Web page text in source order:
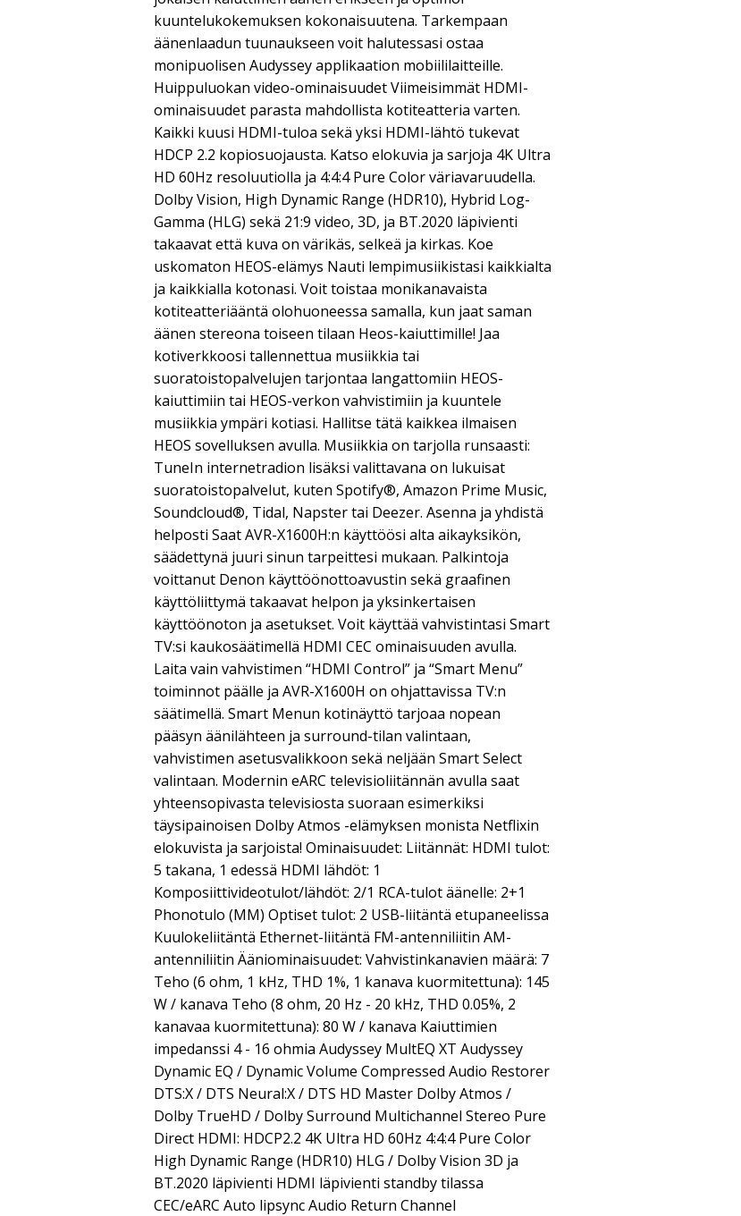
kuuntelukokemuksen kokonaisuutena. Tarkempaan
äänenlaadun tuunaukseen voit halutessasi ostaa
monipuolisen Audyssey applikaation mobiililaitteille.
Huippuluokan video-ominaisuudet Viimeisimmät HDMI-
ominaisuudet parasta mahdollista kotiteatteria varten.
Kaikki kuusi HDMI-tuloa sekä yksi HDMI-lähtö tukevat
HDCP 2.2 kopiosuojausta. Katso elokuvia ja sarjoja 4K Ultra
HD 60Hz resoluutiolla ja 4:4:4 Pure Color väriavaruudella.
Dolby Vision, High Dynamic Range (HDR10), Hybrid Log-
Gamma (HLG) sekä 21:9 video, 3D, ja BT.2020 läpivienti
takaavat että kuva on värikäs, selkeä ja kirkas. Koe
uskomaton HEOS-elämys Nauti lempimusiikistasi kaikkialta
ja kaikkialla kotonasi. Voit toistaa monikanavaista
kotiteatteriääntä olohuoneessa samalla, kun jaat saman
äänen stereona toiseen tilaan Heos-kaiuttimille! Jaa
kotiverkkoosi tallennettua musiikkia tai
suoratoistopalvelujen tarjontaa langattomiin HEOS-
kaiuttimiin tai HEOS-verkon vahvistimiin ja kuuntele
musiikkia ympäri kotiasi. Hallitse tätä kaikkea ilmaisen
HEOS sovelluksen avulla. Musiikkia on tarjolla runsaasti:
TuneIn internetradion lisäksi valittavana on lukuisat
suoratoistopalvelut, kuten Spotify®, Amazon Prime Music,
Soundcloud®, Tidal, Napster tai Deezer. Asenna ja yhdistä
helposti Saat AVR-X1600H:n käyttöösi alta aikayksikön,
säädettynä juuri sinun tarpeittesi mukaan. Palkintoja
voittanut Denon käyttöönottoavustin sekä graafinen
käyttöliittymä takaavat helpon ja yksinkertaisen
käyttöönoton ja asetukset. Voit käyttää vahvistintasi Smart
TV:si kaukosäätimellä HDMI CEC ominaisuuden avulla.
Laita vain vahvistimen “HDMI Control” ja “Smart Menu”
toiminnot päälle ja AVR-X1600H on ohjattavissa TV:n
säätimellä. Smart Menun kotinäyttö tarjoaa nopean
pääsyn äänilähteen ja surround-tilan valintaan,
vahvistimen asetusvalikkoon sekä neljään Smart Select
valintaan. Modernin eARC televisioliitännän avulla saat
yhteensopivasta televisiosta suoraan esimerkiksi
täysipainoisen Dolby Atmos -elämyksen monista Netflixin
elokuvista ja sarjoista! Ominaisuudet: Liitännät: HDMI tulot:
5 takana, 1 edessä HDMI lähdöt: 1
Komposiittivideotulot/lähdöt: 2/1 RCA-tulot äänelle: 2+1
Phonotulo (MM) Optiset tulot: 2 USB-liitäntä etupaneelissa
Kuulokeliitäntä Ethernet-liitäntä FM-antenniliitin AM-
antenniliitin Ääniominaisuudet: Vahvistinkanavien määrä: 7
Teho (6 ohm, 1 kHz, THD 1%, 1 kanava kuormitettuna): 145
W / kanava Teho (8 ohm, 20 Hz - 20 kHz, THD 0.05%, 2
kanavaa kuormitettuna): 80 W / kanava Kaiuttimien
impedanssi 4 - 16 ohmia Audyssey MultEQ XT Audyssey
Dynamic EQ / Dynamic Volume Compressed Audio Restorer
DTS:X / DTS Neural:X / DTS HD Master Dolby Atmos /
Dolby TrueHD / Dolby Surround Multichannel Stereo Pure
Direct HDMI: HDCP2.2 4K Ultra HD 60Hz 4:4:4 Pure Color
High Dynamic Range (HDR10) HLG / Dolby Vision 3D ja
BT.2020 läpivienti HDMI läpivienti standby tilassa
CEC/eARC Auto lipsync Audio Return Channel